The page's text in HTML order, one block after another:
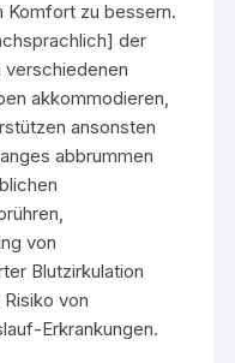
Komfort zu bessern.
der
verschiedenen
akkommodieren,
ansonsten
abbrummen
von
Blutzirkulation
von
Erkrankungen.